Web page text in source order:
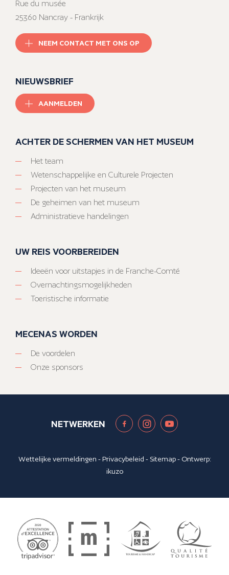
Rue du musée
25360 Nancray - Frankrijk
NEEM CONTACT MET ONS OP
NIEUWSBRIEF
AANMELDEN
ACHTER DE SCHERMEN VAN HET MUSEUM
Het team
Wetenschappelijke en Culturele Projecten
Projecten van het museum
De geheimen van het museum
Administratieve handelingen
UW REIS VOORBEREIDEN
Ideeën voor uitstapjes in de Franche-Comté
Overnachtingsmogelijkheden
Toeristische informatie
MECENAS WORDEN
De voordelen
Onze sponsors
NETWERKEN
Wettelijke vermeldingen -Privacybeleid - Sitemap- Ontwerp:
ikuzo